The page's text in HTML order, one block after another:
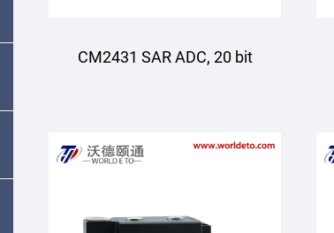
CM2431 SAR ADC, 20 bit